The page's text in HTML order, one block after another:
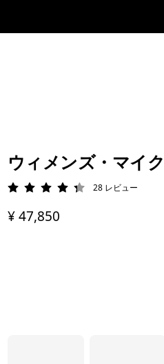
ウィメンズ・マイ
評価: 4.3 / 5
28 レビュー
¥ 47,850